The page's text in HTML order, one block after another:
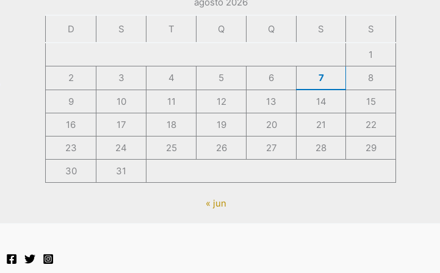
D S T Q Q S S
1
2
3 4 5 6 7 8
9 10 11 12 13 14
15
16
17 18 19 20 21
22
23
24 25 26 27 28
29
30
31
« jun